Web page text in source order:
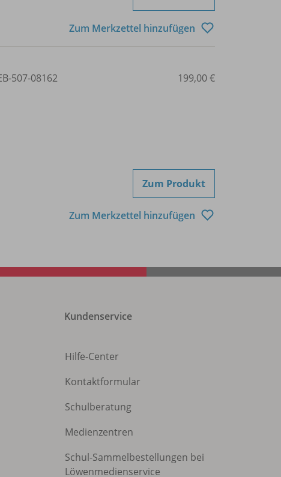
Zum Merkzettel hinzufügen
507-08162 199,00 €
Zum Produkt
Zum Merkzettel hinzufügen
Kundenservice
Hilfe-Center
Kontaktformular
Schulberatung
Medienzentren
Schul-Sammelbestellungen bei
Löwenmedienservice